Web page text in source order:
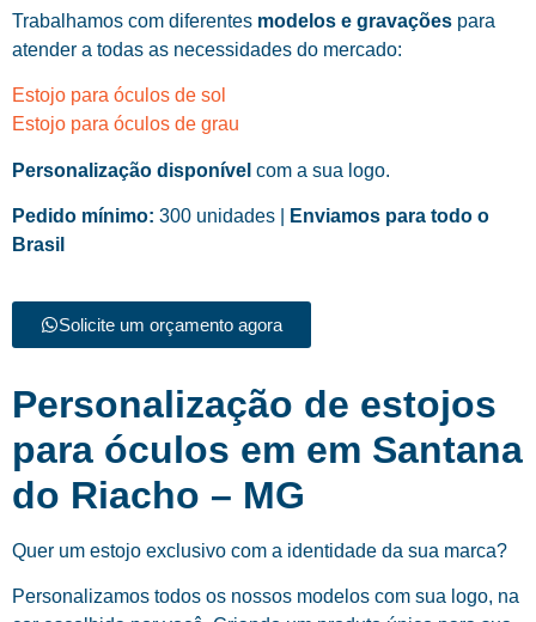
Trabalhamos com diferentes modelos e gravações para
atender a todas as necessidades do mercado:
Estojo para óculos de sol
Estojo para óculos de grau
Personalização disponível com a sua logo.
Pedido mínimo: 300 unidades |
Enviamos para todo o
Brasil
Solicite um orçamento agora
Personalização de estojos
para óculos em em Santana
do Riacho – MG
Quer um estojo exclusivo com a identidade da sua marca?
Personalizamos todos os nossos modelos com sua logo, na